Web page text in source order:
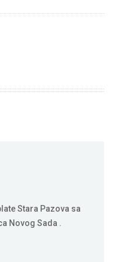
Stara Pazova sa
Novog Sada .